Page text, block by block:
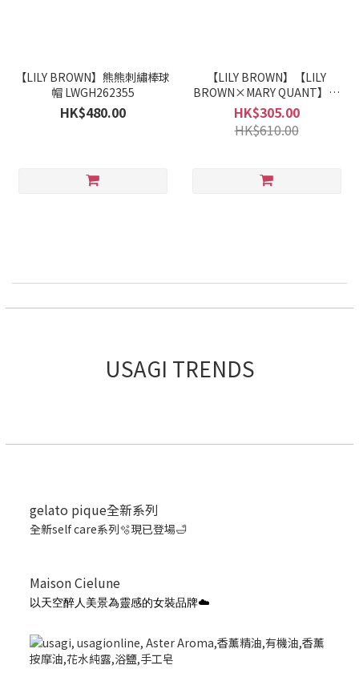
【LILY BROWN】熊熊刺繡棒球
帽 LWGH262355
HK$480.00
【LILY BROWN】【LILY
BROWN×MARY QUANT】復
古泳帽 LWGG244344
HK$305.00
HK$610.00
USAGI TRENDS
gelato pique全新系列
全新self care系列🫧現已登場🛁
Maison Cielune
以天空醉人美景為靈感的女裝品牌☁️